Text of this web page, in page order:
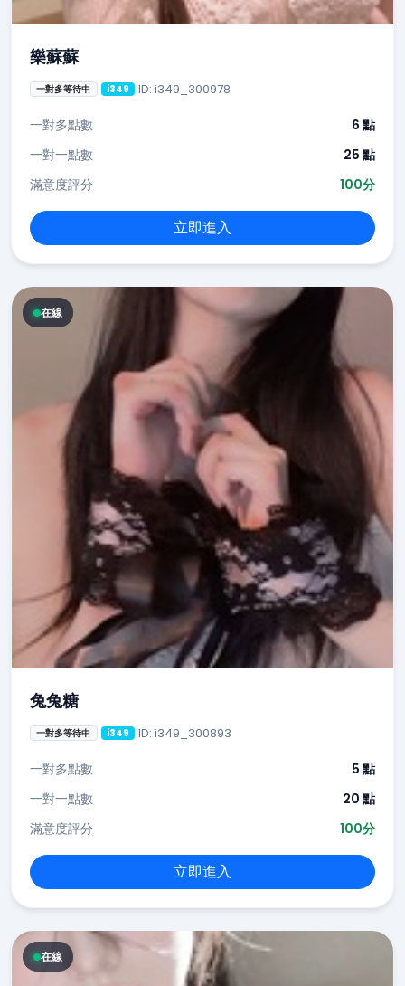
樂蘇蘇
一對多等待中 i349 ID: i349_300978
一對多點數
6 點
一對一點數
25 點
滿意度評分
100分
立即進入
在線
兔兔糖
一對多等待中 i349 ID: i349_300893
一對多點數
5 點
一對一點數
20 點
滿意度評分
100分
立即進入
在線